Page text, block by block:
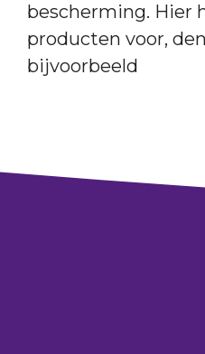
bescherming. Hier
producten voor,
bijvoorbeeld